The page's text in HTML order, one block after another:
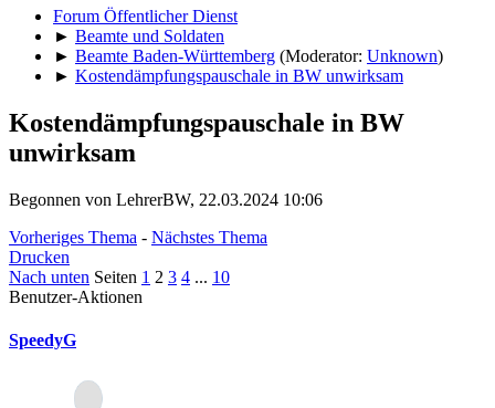
Forum Öffentlicher Dienst
► Beamte und Soldaten
► Beamte Baden-Württemberg (Moderator: Unknown)
► Kostendämpfungspauschale in BW unwirksam
Kostendämpfungspauschale in BW
unwirksam
Begonnen von LehrerBW, 22.03.2024 10:06
Vorheriges Thema - Nächstes Thema
Drucken
Nach unten Seiten 1 2 3 4 ... 10
Benutzer-Aktionen
SpeedyG